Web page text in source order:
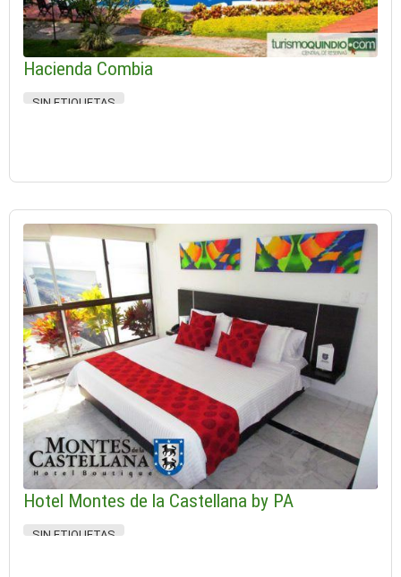
Hacienda Combia
SIN ETIQUETAS
Hotel Montes de la Castellana by PA
SIN ETIQUETAS